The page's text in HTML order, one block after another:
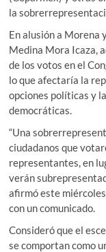
la
En alusión a Morena
Medina Mora Icaza,
de los votos en el
lo que afectaría la
opciones políticas y
democráticas.
“Una
ciudadanos que
representantes, en
verán
afirmó este
con un comunicado.
Consideró que el
se comportan como